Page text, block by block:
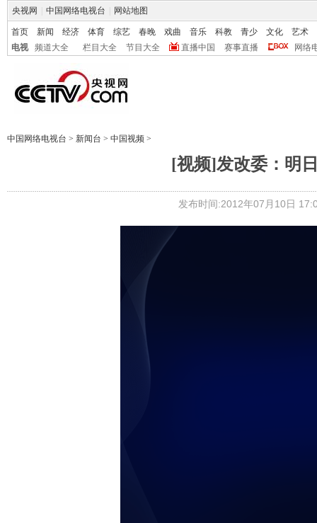
央视网 中国网络电视台 网站地图
首页 新闻 经济 体育 综艺 春晚 戏曲 音乐 科教 青少 文化
艺术
电视
频道大全 栏目大全 节目大全 直播中国 赛事直播 网络
中国网络电视台 > 新闻台 > 中国视频 >
[视频]发改委：明
发布时间:2012年07月10日